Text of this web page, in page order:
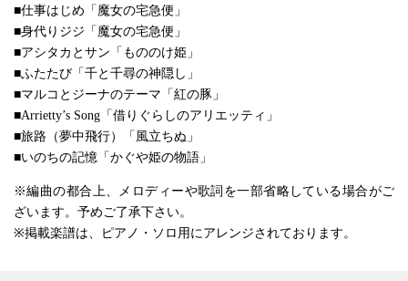
■仕事はじめ「魔女の宅急便」
■身代りジジ「魔女の宅急便」
■アシタカとサン「もののけ姫」
■ふたたび「千と千尋の神隠し」
■マルコとジーナのテーマ「紅の豚」
■Arrietty’s Song「借りぐらしのアリエッティ」
■旅路（夢中飛行）「風立ちぬ」
■いのちの記憶「かぐや姫の物語」
※編曲の都合上、メロディーや歌詞を一部省略している場合がご
ざいます。予めご了承下さい。
※掲載楽譜は、ピアノ・ソロ用にアレンジされております。